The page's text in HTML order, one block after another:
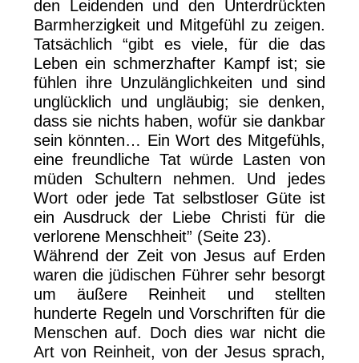
den Leidenden und den Unterdrückten
Barmherzigkeit und Mitgefühl zu zeigen.
Tatsächlich “gibt es viele, für die das
Leben ein schmerzhafter Kampf ist; sie
fühlen ihre Unzulänglichkeiten und sind
unglücklich und ungläubig; sie denken,
dass sie nichts haben, wofür sie dankbar
sein könnten… Ein Wort des Mitgefühls,
eine freundliche Tat würde Lasten von
müden Schultern nehmen. Und jedes
Wort oder jede Tat selbstloser Güte ist
ein Ausdruck der Liebe Christi für die
verlorene Menschheit” (Seite 23).
Während der Zeit von Jesus auf Erden
waren die jüdischen Führer sehr besorgt
um äußere Reinheit und stellten
hunderte Regeln und Vorschriften für die
Menschen auf. Doch dies war nicht die
Art von Reinheit, von der Jesus sprach,